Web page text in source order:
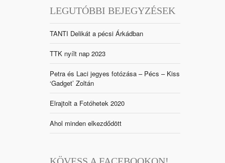
LEGUTÓBBI BEJEGYZÉSEK
TANTI Delikát a pécsi Árkádban
TTK nyílt nap 2023
Petra és Laci jegyes fotózása – Pécs – Kiss
‘Gadget’ Zoltán
Elrajtolt a Fotóhetek 2020
Ahol minden elkezdődött